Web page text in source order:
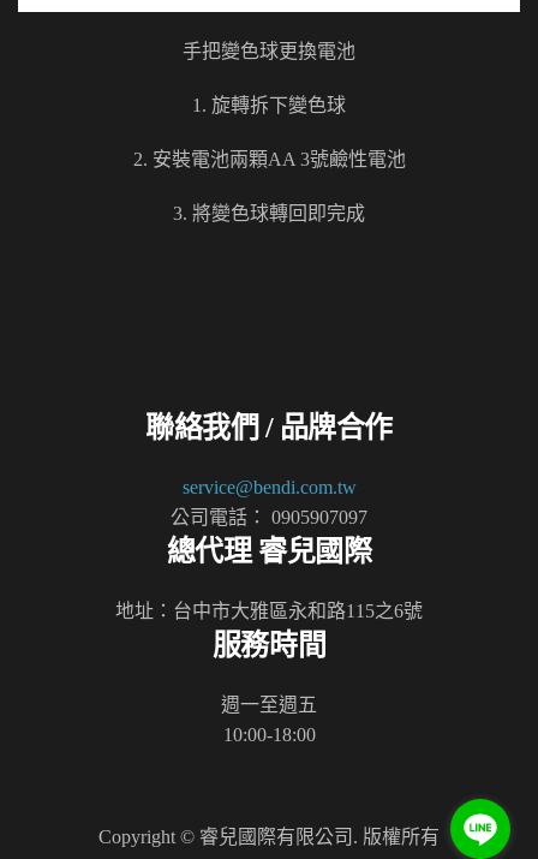
手把變色球更換電池
1. 旋轉拆下變色球
2. 安裝電池兩顆AA 3號鹼性電池
3. 將變色球轉回即完成
聯絡我們 / 品牌合作
service@bendi.com.tw
公司電話： 0905907097
總代理 睿兒國際
地址：台中市大雅區永和路115之6號
服務時間
週一至週五
10:00-18:00
Copyright © 睿兒國際有限公司. 版權所有